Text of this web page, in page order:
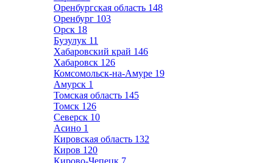
Оренбургская область 148
Оренбург 103
Орск 18
Бузулук 11
Хабаровский край 146
Хабаровск 126
Комсомольск-на-Амуре 19
Амурск 1
Томская область 145
Томск 126
Северск 10
Асино 1
Кировская область 132
Киров 120
Кирово-Чепецк 7